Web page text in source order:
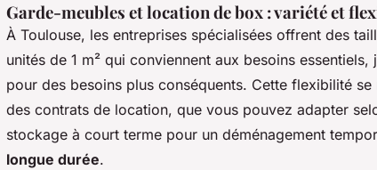
Garde-meubles et location de box : variété et
À Toulouse, les entreprises spécialisées offrent des
unités de 1 m² qui conviennent aux besoins
pour des besoins plus conséquents. Cette flexibilité
des contrats de location, que vous pouvez adapter
stockage à court terme pour un déménagement
longue durée.